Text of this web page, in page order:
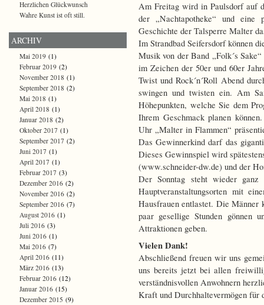
Am Freitag wird in Paulsdorf auf
der „Nachtapotheke“ und eine
Geschichte der Talsperre Malter
Im Strandbad Seifersdorf können
Musik von der Band „Folk´s
im Zeichen der 50er und 60er
Twist und Rock´n´Roll Abend
swingen und twisten ein. Am
Höhepunkten, welche Sie dem
Ihrem Geschmack planen
Uhr „Malter in Flammen“
Das Gewinnerkind darf das
Dieses Gewinnspiel wird
(www.schneider-dw.de) und der
Der Sonntag steht wieder
Hauptveranstaltungsorten mit
Hausfrauen entlastet. Die Männer
paar gesellige Stunden
Attraktionen geben.
Vielen Dank!
Abschließend freuen wir uns
uns bereits jetzt bei allen
verständnisvollen Anwohnern
Kraft und Durchhaltevermögen für
Herzlichen Glückwunsch
Wahre Kunst ist oft still.
ARCHIV
Mai 2019 (1)
Februar 2019 (2)
November 2018 (1)
September 2018 (2)
Mai 2018 (1)
April 2018 (1)
Januar 2018 (2)
Oktober 2017 (1)
September 2017 (2)
Juni 2017 (1)
April 2017 (1)
Februar 2017 (3)
Dezember 2016 (2)
November 2016 (2)
September 2016 (7)
August 2016 (1)
Juli 2016 (3)
Juni 2016 (1)
Mai 2016 (7)
April 2016 (11)
März 2016 (13)
Februar 2016 (12)
Januar 2016 (15)
Dezember 2015 (9)